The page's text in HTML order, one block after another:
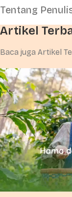
Tentang
Artikel
Baca juga Artikel